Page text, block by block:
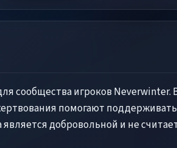
сообщества игроков Neverwinter.
помогают поддерживать
добровольной и не